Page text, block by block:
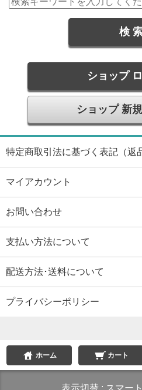
ショップ
ショップ 新
特定商取引法に基づく表記（返
マイアカウント
お問い合わせ
支払い方法について
配送方法･送料について
プライバシーポリシー
ホーム カート
表示切替 : スマー